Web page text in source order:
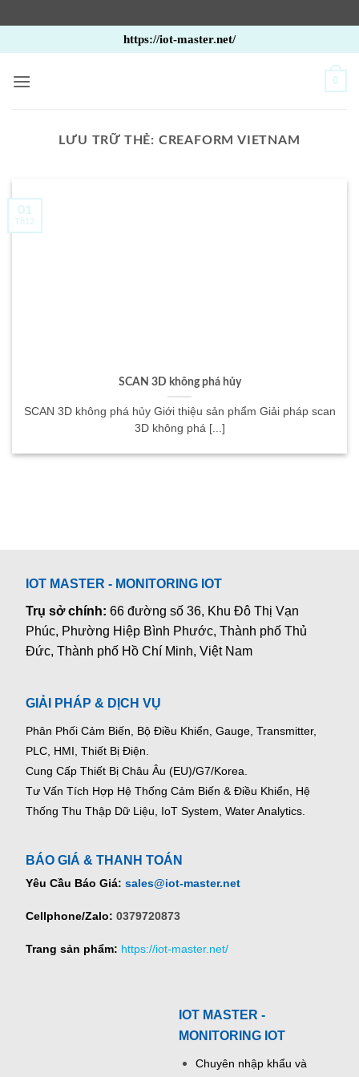
qua
nội
https://iot-master.net/
0
LƯU TRỮ THẺ: CREAFORM VIETNAM
SCAN 3D không phá hủy
SCAN 3D không phá hủy Giới thiệu sản phẩm Giải pháp scan
3D không phá [...]
01
Th12
IOT MASTER - MONITORING IOT
Trụ sở chính:66 đường số 36, Khu Đô Thị Vạn
Phúc, Phường Hiệp Bình Phước, Thành phố Thủ
Đức, Thành phố Hồ Chí Minh, Việt Nam
GIẢI PHÁP & DỊCH VỤ
Phân Phối Cảm Biến, Bộ Điều Khiển, Gauge, Transmitter,
PLC, HMI, Thiết Bị Điện.
Cung Cấp Thiết Bị Châu Âu (EU)/G7/Korea.
Tư Vấn Tích Hợp Hệ Thống Cảm Biến & Điều Khiển, Hệ
Thống Thu Thập Dữ Liệu, IoT System, Water Analytics.
BÁO GIÁ & THANH TOÁN
Yêu Cầu Báo Giá: sales@iot-master.net
Cellphone/Zalo: 0379720873
Trang sản phẩm: https://iot-master.net/
IOT MASTER -
MONITORING IOT
Chuyên nhập khẩu và